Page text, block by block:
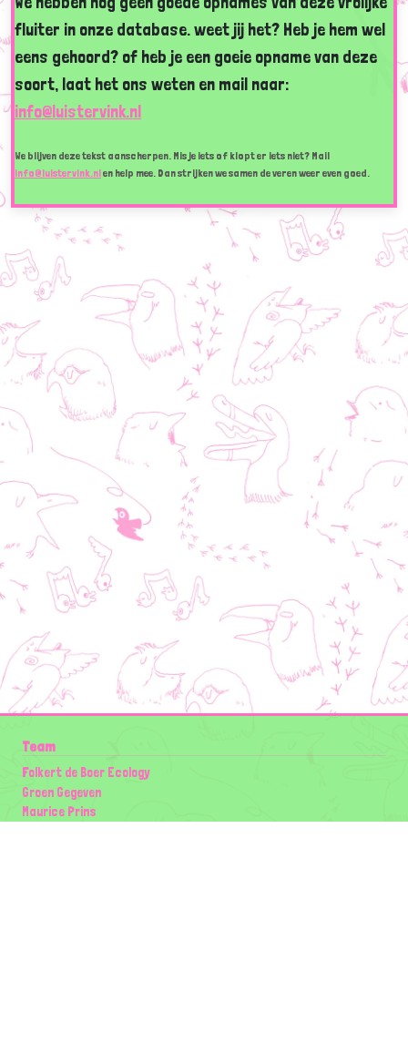
fluiter in onze database. weet jij het? Heb je hem wel
eens gehoord? of heb je een goeie opname van deze
soort, laat het ons weten en mail naar:
info@luistervink.nl
We blijven deze tekst aanscherpen. Mis je iets of klopt er iets niet? Mail
info@luistervink.nlen help mee. Dan strijken we samen de veren weer even goed.
Team
Folkert de Boer Ecology
Groen Gegeven
Maurice Prins